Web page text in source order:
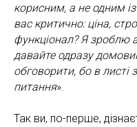
корисним, а не одним
вас критично: ціна,
функціонал? Я зроблю
давайте одразу
обговорити, бо в
питання».
Так ви, по-перше,